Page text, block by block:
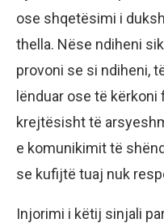
ose shqetësimi i
thella. Nëse ndiheni
provoni se si ndiheni,
lënduar ose të kërkoni
krejtësisht të
e komunikimit të
se kufijtë tuaj nuk
Injorimi i këtij sinjali